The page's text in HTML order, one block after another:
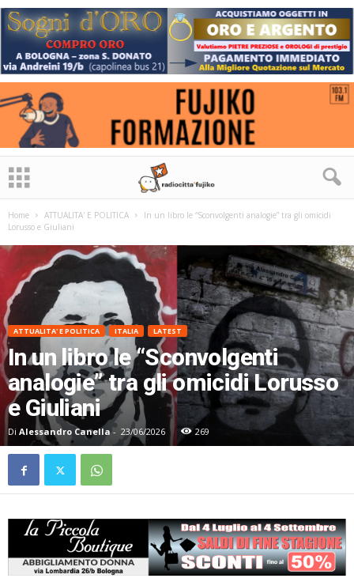
Home ATTUALITA' E POLITICA
In un libro le “Sconvolgenti analogie” tra gli omicidi
Lorusso e Giuliani
ATTUALITA' E POLITICA ITALIA LATEST
In un libro le “Sconvolgenti
analogie” tra gli omicidi Lorusso
e Giuliani
Di Alessandro Canella- 23/06/2026 269